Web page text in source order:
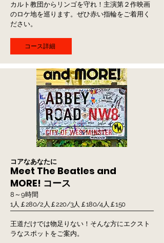
カルト教団からリンゴを守れ！主演第２作映画
のロケ地を巡ります。ぜひ赤い指輪をご着用く
ださい。
コース詳細
​Meet The Beatles and
MORE! コース
コアなあなたに
8～9時間
1人￡280/2人￡220/3人￡180/4人￡150
王道だけでは物足りない！そんな方にエクスト
ラなスポットをご案内。